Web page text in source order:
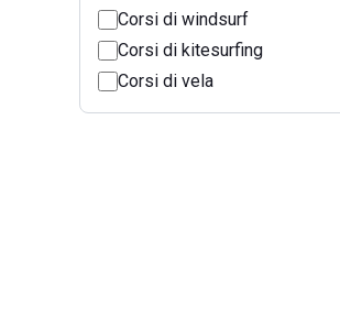
Corsi di windsurf
Corsi di kitesurfing
Corsi di vela